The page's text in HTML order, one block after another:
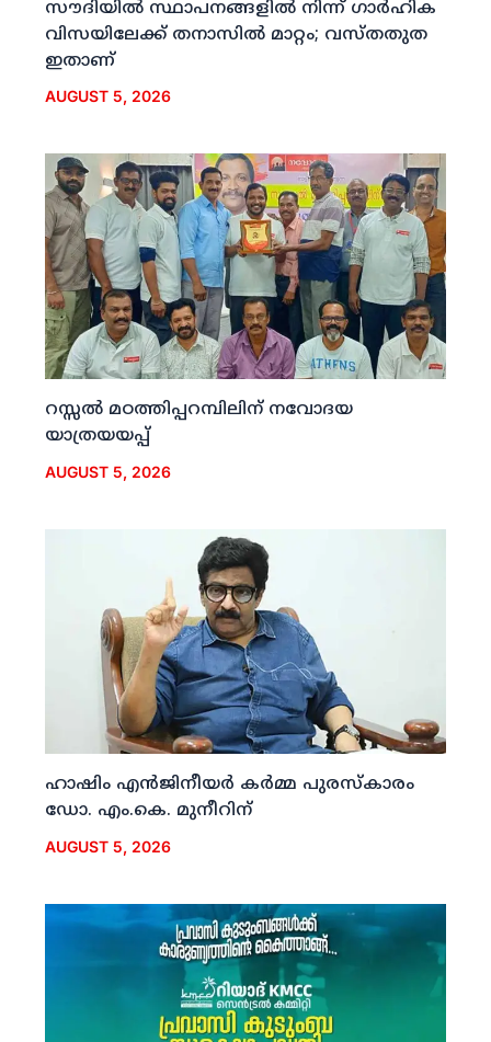
സൗദിയില്‍ സ്ഥാപനങ്ങളില്‍ നിന്ന് ഗാര്‍ഹിക
വിസയിലേക്ക് തനാസില്‍ മാറ്റം; വസ്തതുത
ഇതാണ്
AUGUST 5, 2026
റസ്സല്‍ മഠത്തിപ്പറമ്പിലിന് നവോദയ
യാത്രയയപ്പ്
AUGUST 5, 2026
ഹാഷിം എന്‍ജിനീയര്‍ കര്‍മ്മ പുരസ്‌കാരം
ഡോ. എം.കെ. മുനീറിന്
AUGUST 5, 2026